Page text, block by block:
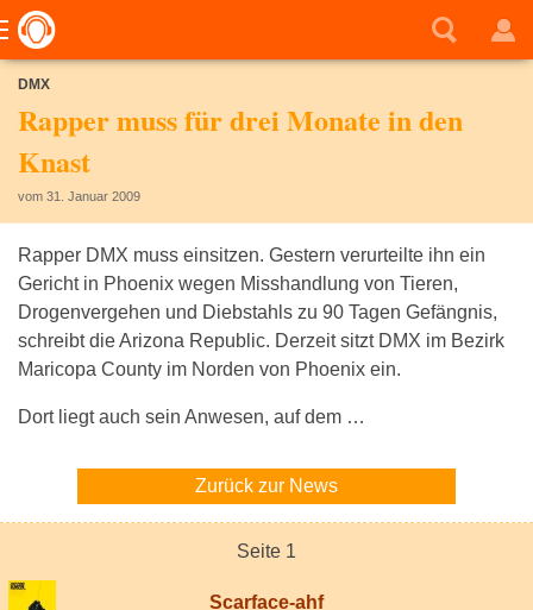
DMX
Rapper muss für drei Monate in den
Knast
vom 31. Januar 2009
Rapper DMX muss einsitzen. Gestern verurteilte ihn ein
Gericht in Phoenix wegen Misshandlung von Tieren,
Drogenvergehen und Diebstahls zu 90 Tagen Gefängnis,
schreibt die Arizona Republic. Derzeit sitzt DMX im Bezirk
Maricopa County im Norden von Phoenix ein.
Dort liegt auch sein Anwesen, auf dem …
Zurück zur News
Seite 1
Scarface-ahf